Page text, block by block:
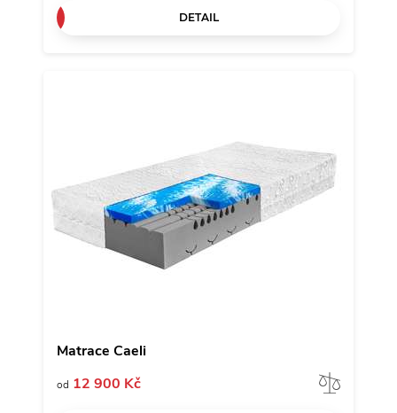
DETAIL
Matrace Caeli
od 12 900 Kč